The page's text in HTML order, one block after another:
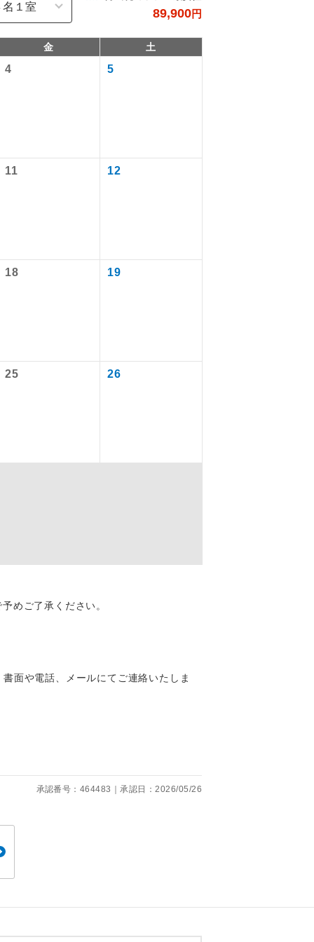
89,900円
金 土
4 5
11 12
18 19
25 26
めご了承ください。
面や電話、メールにてご連絡いたしま
承認番号：464483｜承認日：2026/05/26
行しま
で添乗員が
。
ねるコー
す。